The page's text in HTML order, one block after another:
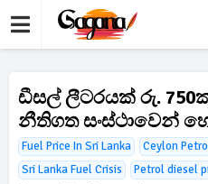
ඩීසල් ලීටරයක් රු.
නීතිගත සංස්ථාවෙන්
Fuel Price In Sri Lanka
Ceylon
Sri Lanka Fuel Crisis
Petrol diesel